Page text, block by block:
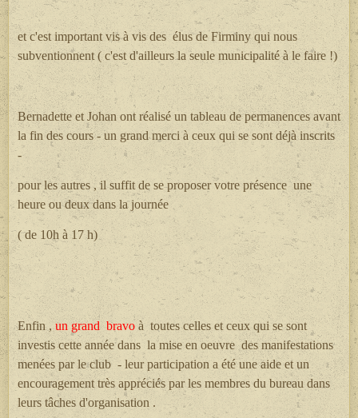
et c'est important vis à vis des élus de Firminy qui nous
subventionnent ( c'est d'ailleurs la seule municipalité à le faire !)
Bernadette et Johan ont réalisé un tableau de permanences avant
la fin des cours - un grand merci à ceux qui se sont déjà inscrits
-
pour les autres , il suffit de se proposer votre présence une
heure ou deux dans la journée
( de 10h à 17 h)
Enfin , un grand bravoà toutes celles et ceux qui se sont
investis cette année dans la mise en oeuvre des manifestations
menées par le club - leur participation a été une aide et un
encouragement très appréciés par les membres du bureau dans
leurs tâches d'organisation .